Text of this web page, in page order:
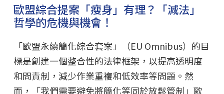
歐盟綜合提案「瘦身」有理？「減法」
哲學的危機與機會！
「歐盟永續簡化綜合套案」（EU Omnibus）的目
標是創建一個整合性的法律框架，以提高透明度
和問責制，減少作業重複和低效率等問題。然
而，「我們需要避免將簡化等同於放鬆管制」歐